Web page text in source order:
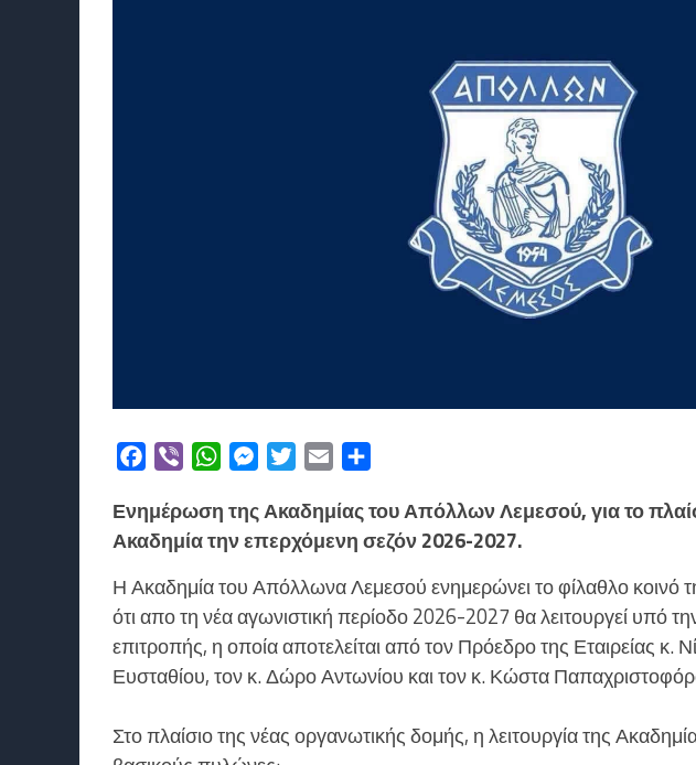
Facebook
Viber WhatsAppMessengerTwitterEmail
Ενημέρωση της Ακαδημίας του Απόλλων Λεμεσού, για το
Ακαδημία την επερχόμενη σεζόν 2026-2027.
Η Ακαδημία του Απόλλωνα Λεμεσού ενημερώνει το φίλαθλο κοινό
ότι απο τη νέα αγωνιστική περίοδο 2026-2027 θα λειτουργεί υπό
επιτροπής, η οποία αποτελείται από τον Πρόεδρο της Εταιρείας κ.
Ευσταθίου, τον κ. Δώρο Αντωνίου και τον κ. Κώστα
Στο πλαίσιο της νέας οργανωτικής δομής, η λειτουργία της